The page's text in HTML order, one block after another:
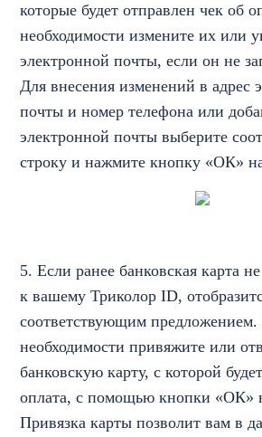
которые будет отправлен чек об
необходимости измените их или
электронной почты, если он не
Для внесения изменений в адрес
почты и номер телефона или
электронной почты выберите
строку и нажмите кнопку «ОК»
5. Если ранее банковская карта
к вашему Триколор ID,
соответствующим
необходимости привяжите или
банковскую карту, с которой
оплата, с помощью кнопки «ОК»
Привязка карты позволит вам в